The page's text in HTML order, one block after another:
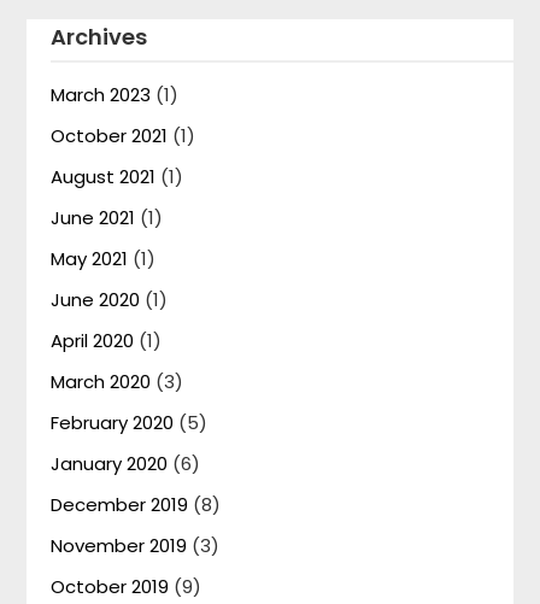
Archives
March 2023 (1)
October 2021 (1)
August 2021 (1)
June 2021 (1)
May 2021 (1)
June 2020 (1)
April 2020 (1)
March 2020 (3)
February 2020 (5)
January 2020 (6)
December 2019 (8)
November 2019 (3)
October 2019 (9)